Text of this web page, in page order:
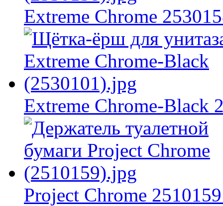
Extreme Chrome
Extreme Chrome-Black
Project Chrome 2510159